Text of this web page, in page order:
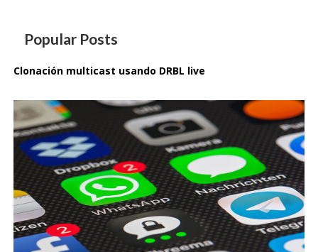
Popular Posts
Clonación multicast usando DRBL live